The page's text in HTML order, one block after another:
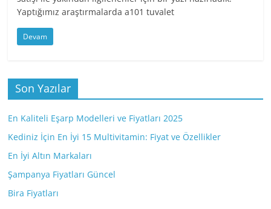
Yaptığımız araştırmalarda a101 tuvalet
Devam
Son Yazılar
En Kaliteli Eşarp Modelleri ve Fiyatları 2025
Kediniz İçin En İyi 15 Multivitamin: Fiyat ve Özellikler
En İyi Altın Markaları
Şampanya Fiyatları Güncel
Bira Fiyatları